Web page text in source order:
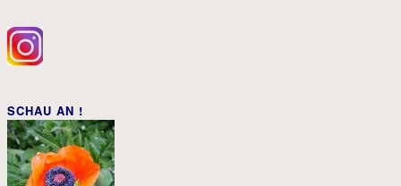
SCHAU AN !